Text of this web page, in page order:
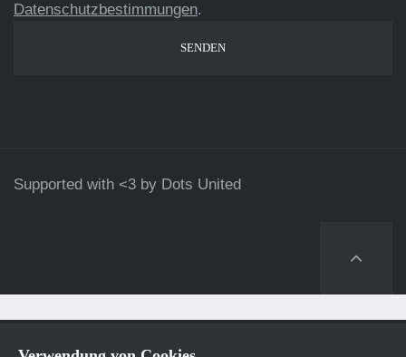
Datenschutzbestimmungen.
Supported with <3 by Dots United